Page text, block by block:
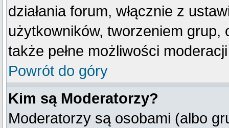
działania forum, włącznie z
użytkowników, tworzeniem grup,
także pełne możliwości
Powrót do góry
Kim są Moderatorzy?
Moderatorzy są osobami (albo